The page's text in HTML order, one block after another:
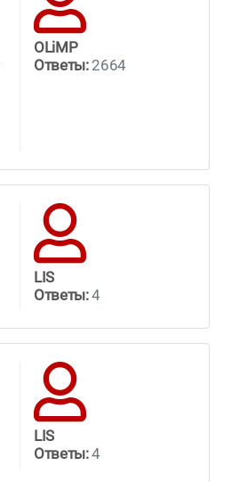
OLiMP
Ответы:2664
LIS
Ответы:4
LIS
Ответы:4